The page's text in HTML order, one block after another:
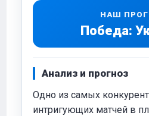
НАШ
Победа:
Анализ и прогноз
Одно из самых
интригующих матчей в